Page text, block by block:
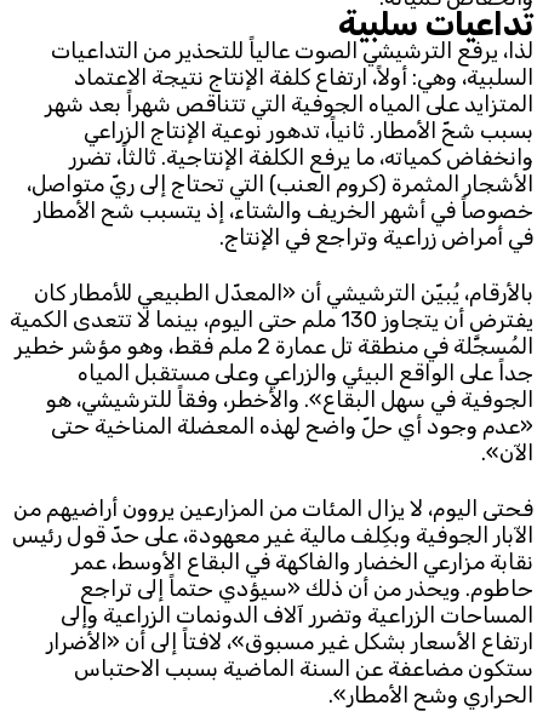
تداعيات سلبية
لذا، يرفع الترشيشي الصوت عالياً للتحذير من التداعيات
السلبية، وهي: أولاً، ارتفاع كلفة الإنتاج نتيجة الاعتماد
المتزايد على المياه الجوفية التي تتناقص شهراً بعد شهر
بسبب شحّ الأمطار. ثانياً، تدهور نوعية الإنتاج الزراعي
وانخفاض كمياته، ما يرفع الكلفة الإنتاجية. ثالثاً، تضرر
الأشجار المثمرة (كروم العنب) التي تحتاج إلى ريّ متواصل،
خصوصاً في أشهر الخريف والشتاء، إذ يتسبب شح الأمطار
في أمراض زراعية وتراجع في الإنتاج.
بالأرقام، يُبيّن الترشيشي أن «المعدّل الطبيعي للأمطار كان
يفترض أن يتجاوز 130 ملم حتى اليوم، بينما لا تتعدى الكمية
المُسجَّلة في منطقة تل عمارة 2 ملم فقط، وهو مؤشر خطير
جداً على الواقع البيئي والزراعي وعلى مستقبل المياه
الجوفية في سهل البقاع». والأخطر، وفقاً للترشيشي، هو
«عدم وجود أي حلّ واضح لهذه المعضلة المناخية حتى
الآن».
فحتى اليوم، لا يزال المئات من المزارعين يروون أراضيهم من
الآبار الجوفية وبكِلف مالية غير معهودة، على حدّ قول رئيس
نقابة مزارعي الخضار والفاكهة في البقاع الأوسط، عمر
حاطوم. ويحذر من أن ذلك «سيؤدي حتماً إلى تراجع
المساحات الزراعية وتضرر آلاف الدونمات الزراعية وإلى
ارتفاع الأسعار بشكل غير مسبوق»، لافتاً إلى أن «الأضرار
ستكون مضاعفة عن السنة الماضية بسبب الاحتباس
الحراري وشح الأمطار».